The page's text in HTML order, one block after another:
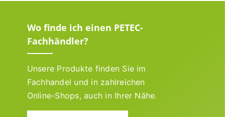
Wo finde ich einen PETEC-
Fachhändler?
Unsere Produkte finden Sie im
Fachhandel und in zahlreichen
Online-Shops, auch in Ihrer Nähe.